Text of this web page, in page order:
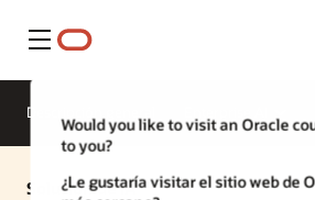
Menú
Would you like to visit an Oracle
to you?
¿Le gustaría visitar el sitio web de
Descripción general
Solución de IA